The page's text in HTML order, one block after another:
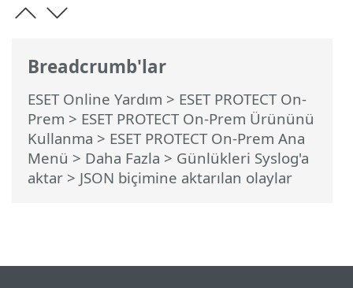
Breadcrumb'lar
ESET Online Yardım > ESET PROTECT On-
Prem > ESET PROTECT On-Prem Ürününü
Kullanma > ESET PROTECT On-Prem Ana
Menü > Daha Fazla > Günlükleri Syslog'a
aktar > JSON biçimine aktarılan olaylar